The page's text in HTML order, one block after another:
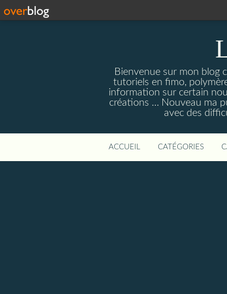
Bienvenue sur mon blog
tutoriels en fimo,
information sur certain
créations … Nouveau ma
avec des
ACCUEIL CATÉGORIES